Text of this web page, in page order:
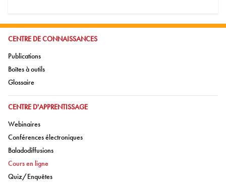
ALLER À:
CENTRE DE CONNAISSANCES
Aller à:
Publications
Aller à:
Boîtes à outils
Aller à:
Glossaire
ALLER À:
CENTRE D'APPRENTISSAGE
Aller à:
Webinaires
Aller à:
Conférences électroniques
Aller à:
Baladodiffusions
Aller à:
Cours en ligne
Aller à:
Quiz/Enquêtes